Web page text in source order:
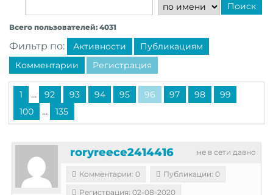
Поиск
Всего пользователей: 4031
Фильтр по: Активности
Публикациям
Комментарии
Регистрация
1 ... 92 93 94 95 96 97 98
99
100
... 135
не в сети давно
roryreece2414416
Комментарии: 0
Публикации: 0
Регистрация: 02-08-2020